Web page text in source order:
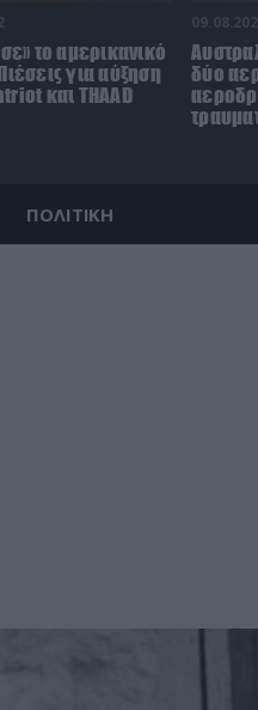
το αμερικανικό
για αύξηση
και THAAD
δύο
ΠΟΛΙΤΙΚΗ